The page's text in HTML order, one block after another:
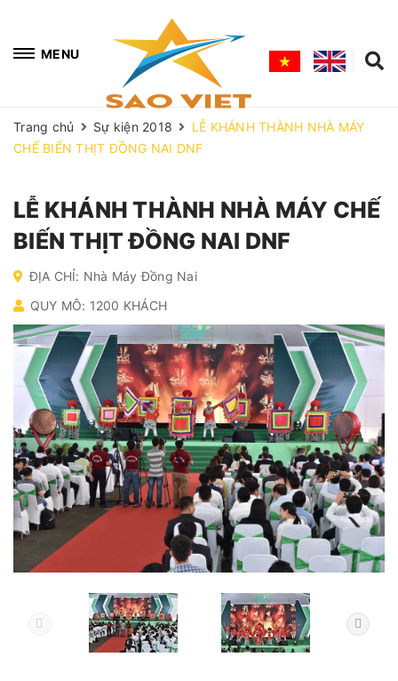
MENU
Trang chủ Sự kiện 2018
LỄ KHÁNH THÀNH NHÀ MÁY
CHẾ BIẾN THỊT ĐỒNG NAI DNF
LỄ KHÁNH THÀNH NHÀ MÁY CHẾ
BIẾN THỊT ĐỒNG NAI DNF
ĐỊA CHỈ: Nhà Máy Đồng Nai
QUY MÔ: 1200 KHÁCH